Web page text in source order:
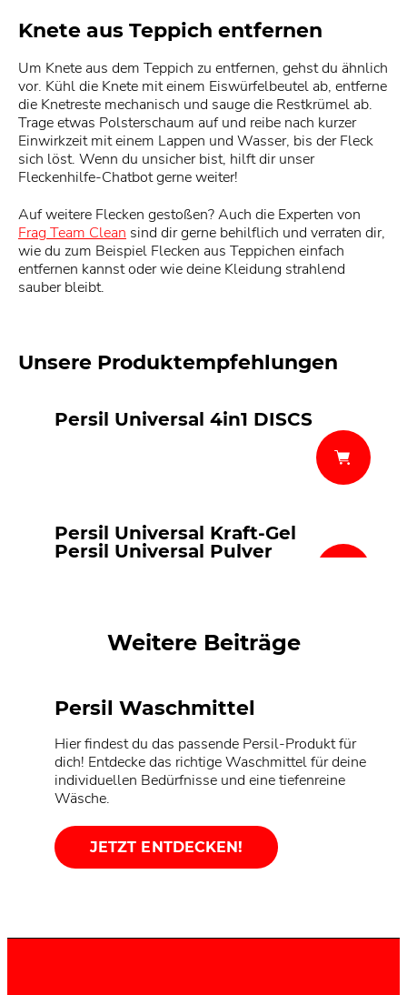
Knete aus Teppich entfernen
Um Knete aus dem Teppich zu entfernen, gehst du ähnlich
vor. Kühl die Knete mit einem Eiswürfelbeutel ab, entferne
die Knetreste mechanisch und sauge die Restkrümel ab.
Trage etwas Polsterschaum auf und reibe nach kurzer
Einwirkzeit mit einem Lappen und Wasser, bis der Fleck
sich löst. Wenn du unsicher bist, hilft dir unser
Fleckenhilfe-Chatbot gerne weiter!
Auf weitere Flecken gestoßen? Auch die Experten von
Frag Team Clean sind dir gerne behilflich und verraten dir,
wie du zum Beispiel Flecken aus Teppichen einfach
entfernen kannst oder wie deine Kleidung strahlend
sauber bleibt.
Unsere Produktempfehlungen
Persil Universal 4in1 DISCS
Persil Universal Kraft-Gel
Persil Universal Pulver
Weitere Beiträge
Persil Waschmittel
Hier findest du das passende Persil-Produkt für
dich! Entdecke das richtige Waschmittel für deine
individuellen Bedürfnisse und eine tiefenreine
Wäsche.
JETZT ENTDECKEN!
Persil Service